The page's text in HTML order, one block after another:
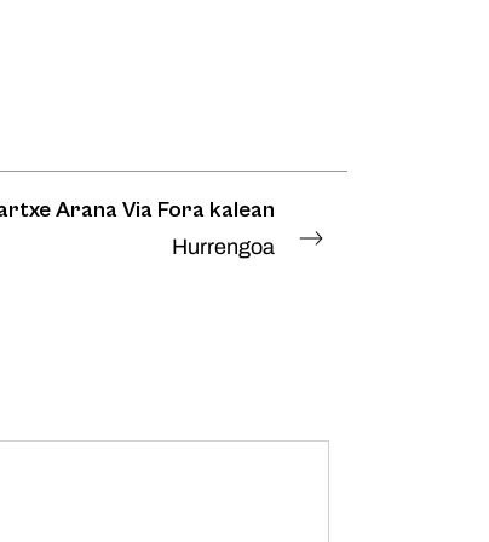
Arana Via Fora kalean
Hurrengoa